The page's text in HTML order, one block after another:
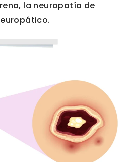
la neuropatía de